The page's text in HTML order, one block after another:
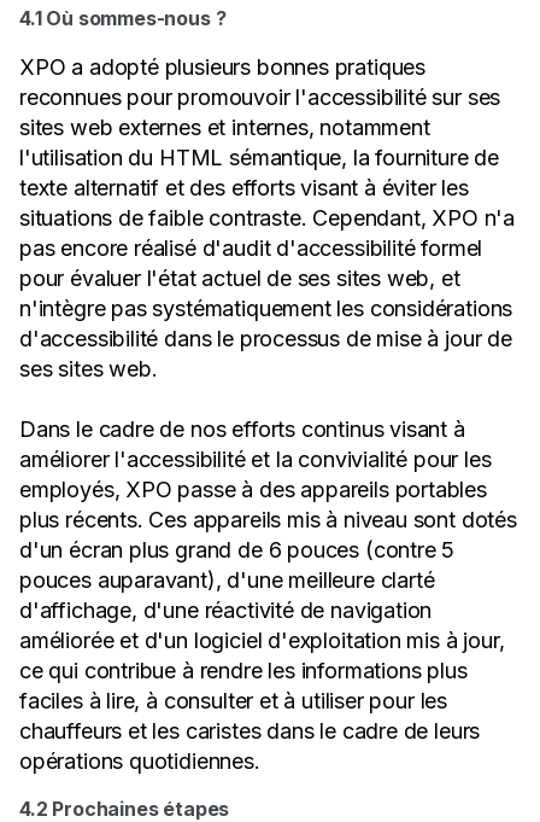
4.1 Où sommes-nous ?
XPO a adopté plusieurs bonnes pratiques
reconnues pour promouvoir l'accessibilité sur ses
sites web externes et internes, notamment
l'utilisation du HTML sémantique, la fourniture de
texte alternatif et des efforts visant à éviter les
situations de faible contraste. Cependant, XPO n'a
pas encore réalisé d'audit d'accessibilité formel
pour évaluer l'état actuel de ses sites web, et
n'intègre pas systématiquement les considérations
d'accessibilité dans le processus de mise à jour de
ses sites web.
Dans le cadre de nos efforts continus visant à
améliorer l'accessibilité et la convivialité pour les
employés, XPO passe à des appareils portables
plus récents. Ces appareils mis à niveau sont dotés
d'un écran plus grand de 6 pouces (contre 5
pouces auparavant), d'une meilleure clarté
d'affichage, d'une réactivité de navigation
améliorée et d'un logiciel d'exploitation mis à jour,
ce qui contribue à rendre les informations plus
faciles à lire, à consulter et à utiliser pour les
chauffeurs et les caristes dans le cadre de leurs
opérations quotidiennes.
4.2 Prochaines étapes